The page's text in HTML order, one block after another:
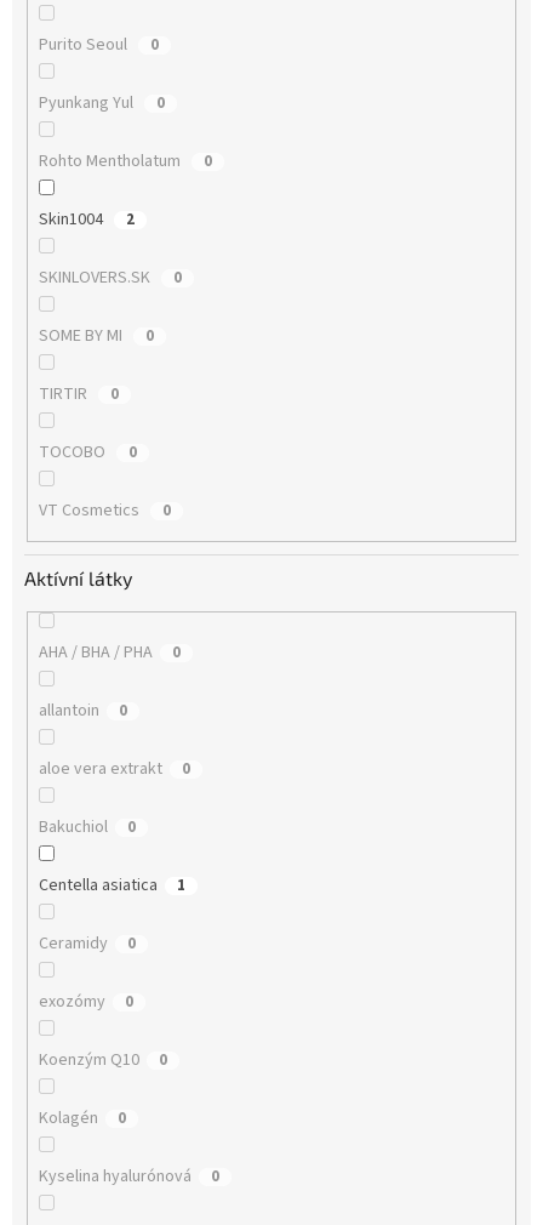
Purito Seoul 0
Pyunkang Yul 0
Rohto Mentholatum 0
Skin1004 2
SKINLOVERS.SK 0
SOME BY MI 0
TIRTIR 0
TOCOBO 0
VT Cosmetics 0
Aktívní látky
AHA / BHA / PHA 0
allantoin 0
aloe vera extrakt 0
Bakuchiol 0
Centella asiatica 1
Ceramidy 0
exozómy 0
Koenzým Q10 0
Kolagén 0
Kyselina hyalurónová 0